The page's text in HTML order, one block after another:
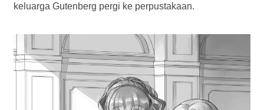
keluarga Gutenberg pergi ke perpustakaan.